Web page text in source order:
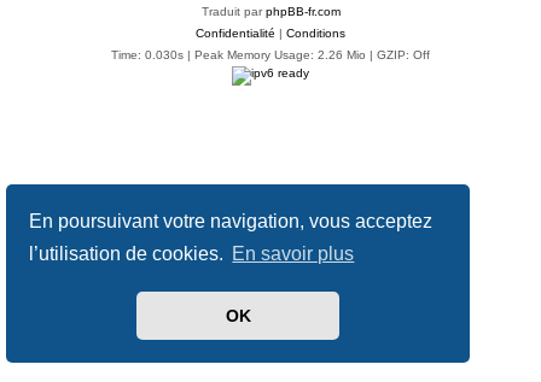
En poursuivant votre navigation, vous acceptez
l’utilisation de cookies. En savoir plus
OK
Traduit parphpBB-fr.com
Confidentialité | Conditions
Time: 0.030s | Peak Memory Usage: 2.26 Mio | GZIP: Off